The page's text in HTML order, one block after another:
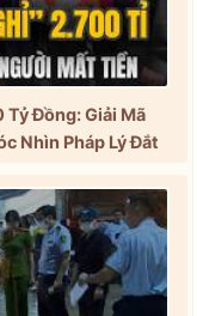
Tỷ Đồng: Giải Mã
Nhìn Pháp Lý Đắt